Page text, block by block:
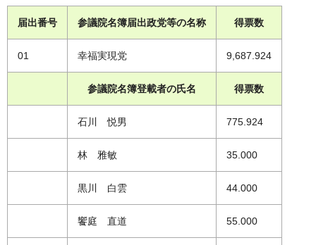
届出番号 参議院名簿届出政党等の名称 得票数
01 幸福実現党 9,687.924
参議院名簿登載者の氏名 得票数
石川 悦男 775.924
林 雅敏 35.000
黒川 白雲 44.000
饗庭 直道 55.000